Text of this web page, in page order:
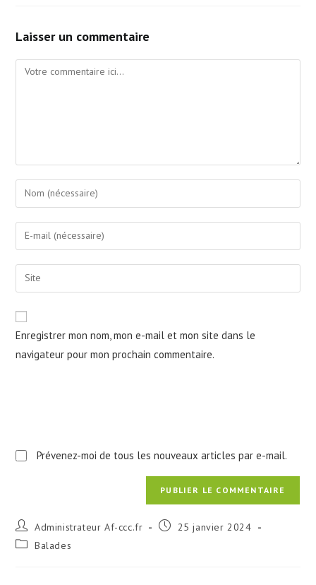
Laisser un commentaire
Comment
Enter
your
name
comment
Enter
your
email
address
Saisir
l’URL
votre
site
(facultatif)
Enregistrer mon nom, mon e-mail et mon site dans le
navigateur pour mon prochain commentaire.
Prévenez-moi de tous les nouveaux articles par e-mail.
Auteur/autrice
de
la
Administrateur Af-ccc.fr
Publication
25 janvier 2024
Post Balades